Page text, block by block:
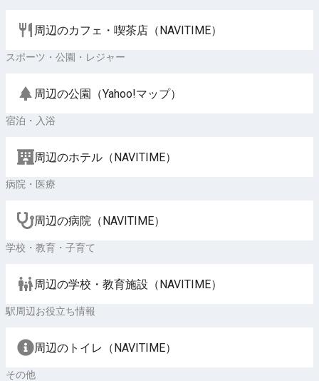
周辺のカフェ・喫茶店（NAVITIME）
スポーツ・公園・レジャー
周辺の公園（Yahoo!マップ）
宿泊・入浴
周辺のホテル（NAVITIME）
病院・医療
周辺の病院（NAVITIME）
学校・教育・子育て
周辺の学校・教育施設（NAVITIME）
駅周辺お役立ち情報
周辺のトイレ（NAVITIME）
その他